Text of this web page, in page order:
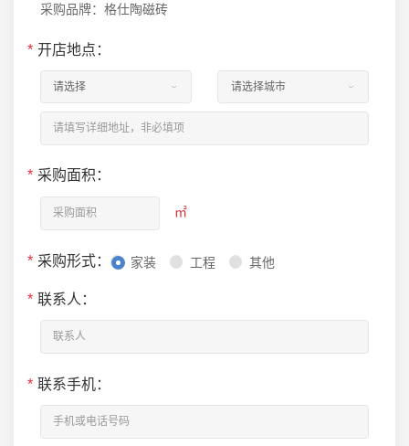
采购品牌：格仕陶磁砖
* 开店地点：
* 采购面积：
㎡
* 采购形式： 家装 工程 其他
* 联系人：
* 联系手机：